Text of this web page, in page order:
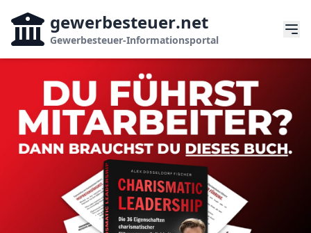
gewerbesteuer.net
Gewerbesteuer-Informationsportal